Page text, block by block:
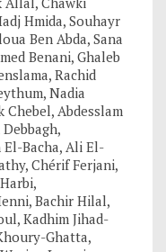
Hmida, Souhayr
Ben Abda, Sana
Benani, Ghaleb
Rachid
Nadia
Chebel, Abdesslam
El-Bacha, Ali El-
Chérif Ferjani,
Bachir Hilal,
Kadhim Jihad-
Ghatta,